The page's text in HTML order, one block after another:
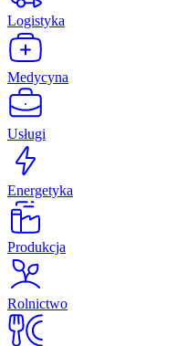
Logistyka
Medycyna
Usługi
Energetyka
Produkcja
Rolnictwo